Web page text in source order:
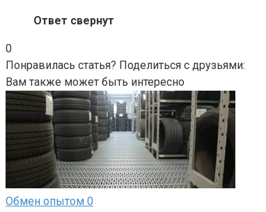
Ответ свернут
0
Понравилась статья? Поделиться с друзьями:
Вам также может быть интересно
Обмен опытом 0